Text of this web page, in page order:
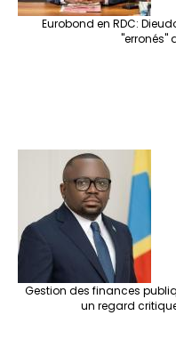
Eurobond en RDC:
"erronés"
Gestion des finances
un regard